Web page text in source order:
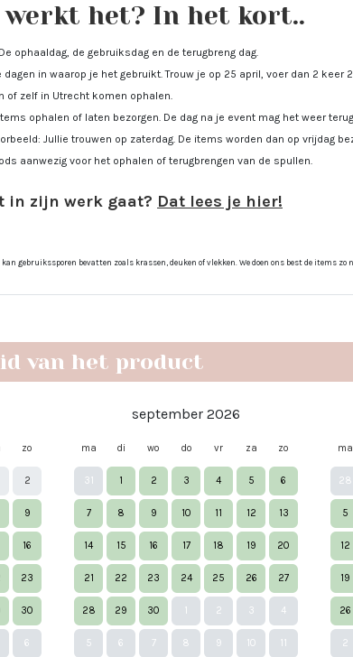
werkt het? In het kort..
ophaaldag, de gebruiksdag en de terugbreng dag.
in waarop je het gebruikt. Trouw je op 25 april, voer dan 2 keer
of zelf in Utrecht komen ophalen.
ophalen of laten bezorgen. De dag na je event mag het weer
Jullie trouwen op zaterdag. De items worden dan op vrijdag
aanwezig voor het ophalen of terugbrengen van de spullen.
in zijn werk gaat? Dat lees je hier!
gebruikssporen bevatten zoals krassen, deuken of vlekken. We doen ons best de items zo
van het product
zo
2
9
16
23
30
6
september 2026
ma di wo do vr za zo
31 1 2 3 4 5 6
7 8 9 10 11 12 13
14 15 16 17 18 19 20
21 22 23 24 25 26 27
28 29 30 2 3 4
5 6 7 8 9 10
ma
28
5
12
19
26
2